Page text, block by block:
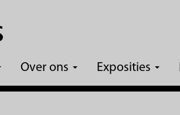
Over ons Exposities